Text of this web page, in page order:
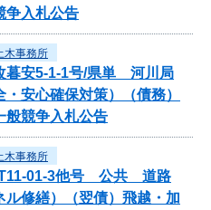
争入札公告
木事務所
暮安5-1-1号/県単 河川局
安心確保対策）（債務）
般競争入札公告
木事務所
01-3他号 公共 道路
ル修繕）（翌債）飛越・加